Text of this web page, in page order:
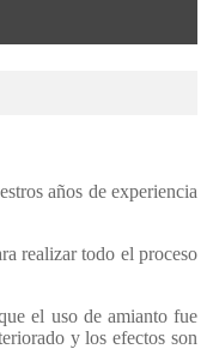
años de experiencia
realizar todo el proceso
el uso de amianto fue
y los efectos son